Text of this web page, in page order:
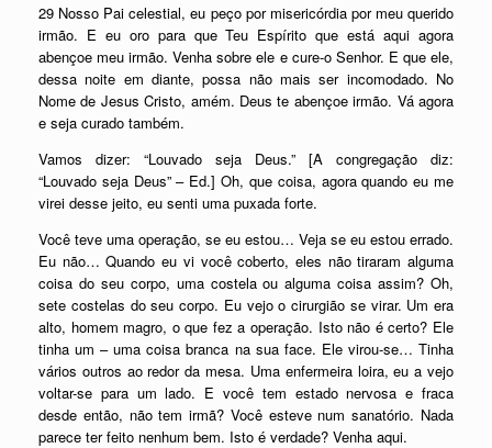
29 Nosso Pai celestial, eu peço por misericórdia por meu querido
irmão. E eu oro para que Teu Espírito que está aqui agora
abençoe meu irmão. Venha sobre ele e cure-o Senhor. E que ele,
dessa noite em diante, possa não mais ser incomodado. No
Nome de Jesus Cristo, amém. Deus te abençoe irmão. Vá agora
e seja curado também.
Vamos dizer: “Louvado seja Deus.” [A congregação diz:
“Louvado seja Deus” – Ed.] Oh, que coisa, agora quando eu me
virei desse jeito, eu senti uma puxada forte.
Você teve uma operação, se eu estou… Veja se eu estou errado.
Eu não… Quando eu vi você coberto, eles não tiraram alguma
coisa do seu corpo, uma costela ou alguma coisa assim? Oh,
sete costelas do seu corpo. Eu vejo o cirurgião se virar. Um era
alto, homem magro, o que fez a operação. Isto não é certo? Ele
tinha um – uma coisa branca na sua face. Ele virou-se… Tinha
vários outros ao redor da mesa. Uma enfermeira loira, eu a vejo
voltar-se para um lado. E você tem estado nervosa e fraca
desde então, não tem irmã? Você esteve num sanatório. Nada
parece ter feito nenhum bem. Isto é verdade? Venha aqui.